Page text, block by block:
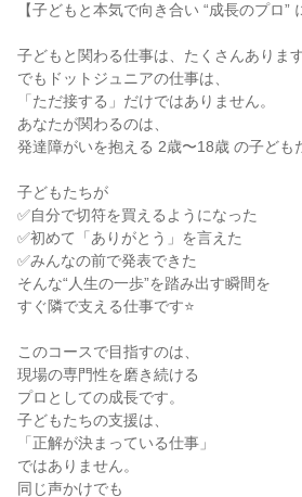
【子どもと本気で向き合い “成長のプロ”
子どもと関わる仕事は、たくさんあります
でもドットジュニアの仕事は、
「ただ接する」だけではありません。
あなたが関わるのは、
発達障がいを抱える 2歳〜18歳 の子ども
子どもたちが
✅自分で切符を買えるようになった
✅初めて「ありがとう」を言えた
✅みんなの前で発表できた
そんな“人生の一歩”を踏み出す瞬間を
すぐ隣で支える仕事です⭐
このコースで目指すのは、
現場の専門性を磨き続ける
プロとしての成長です。
子どもたちの支援は、
「正解が決まっている仕事」
ではありません。
同じ声かけでも